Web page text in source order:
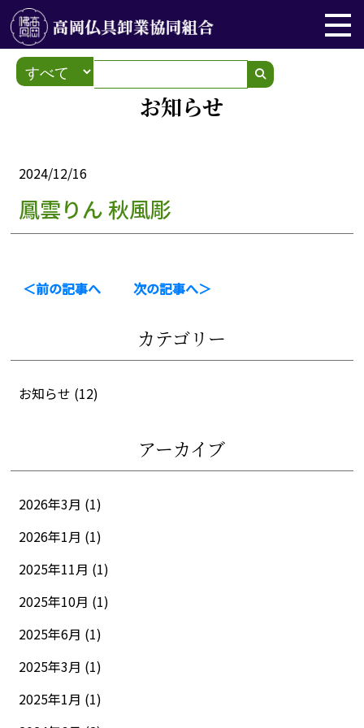
お知らせ
2024/12/16
鳳雲りん 秋風彫
＜前の記事へ 次の記事へ＞
カテゴリー
お知らせ (12)
アーカイブ
2026年3月 (1)
2026年1月 (1)
2025年11月 (1)
2025年10月 (1)
2025年6月 (1)
2025年3月 (1)
2025年1月 (1)